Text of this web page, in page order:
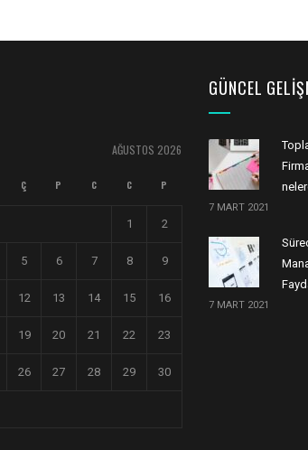
AĞUSTOS 2026
Ç P C C P
1 2
5 6 7 8 9
12 13 14 15 16
19 20 21 22 23
26 27 28 29 30
GÜNCEL
7 MART 2021
7 MART 2021